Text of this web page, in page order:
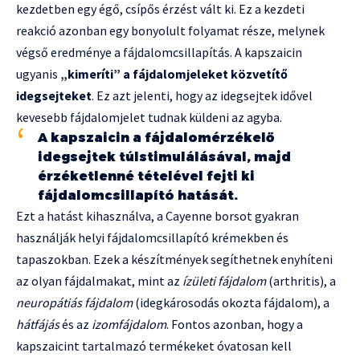
kezdetben egy égő, csípős érzést vált ki. Ez a kezdeti
reakció azonban egy bonyolult folyamat része, melynek
végső eredménye a fájdalomcsillapítás. A kapszaicin
ugyanis „kimeríti” a fájdalomjeleket közvetítő
idegsejteket. Ez azt jelenti, hogy az idegsejtek idővel
kevesebb fájdalomjelet tudnak küldeni az agyba.
A kapszaicin a fájdalomérzékelő
idegsejtek túlstimulálásával, majd
érzéketlenné tételével fejti ki
fájdalomcsillapító hatását.
Ezt a hatást kihasználva, a Cayenne borsot gyakran
használják helyi fájdalomcsillapító krémekben és
tapaszokban. Ezek a készítmények segíthetnek enyhíteni
az olyan fájdalmakat, mint az ízületi fájdalom(arthritis), a
neuropátiás fájdalom(idegkárosodás okozta fájdalom), a
hátfájásés az izomfájdalom. Fontos azonban, hogy a
kapszaicint tartalmazó termékeket óvatosan kell